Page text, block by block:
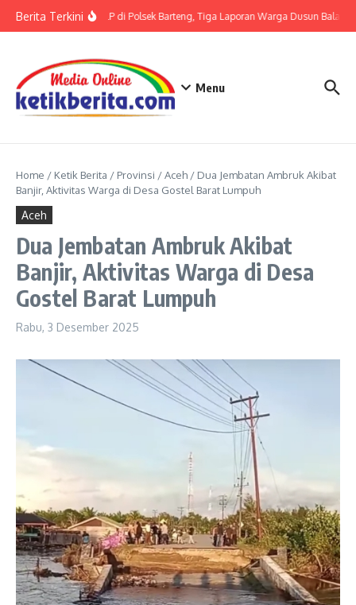
Berita TerkiniTerkait LP di Polsek Barteng, Tiga Laporan Warga Dusun Balaka
Menu
Home / Ketik Berita / Provinsi /Aceh / Dua Jembatan Ambruk Akibat
Banjir, Aktivitas Warga di Desa Gostel Barat Lumpuh
Aceh
Dua Jembatan Ambruk Akibat
Banjir, Aktivitas Warga di Desa
Gostel Barat Lumpuh
Rabu, 3 Desember 2025